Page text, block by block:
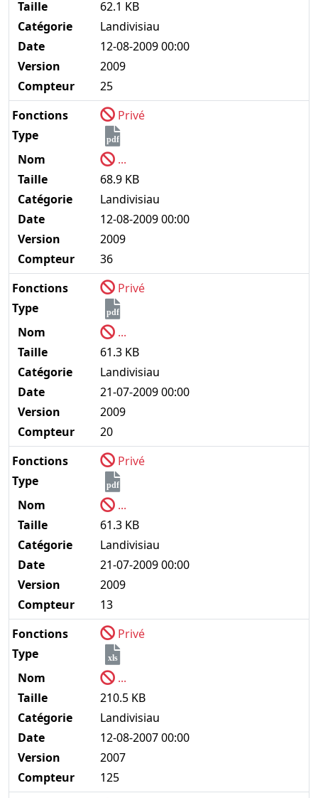
Taille
62.1 KB
Catégorie
Landivisiau
Date
12-08-2009 00:00
Version
2009
Compteur
25
Fonctions
Privé
Type
pdf
Nom
...
Taille
68.9 KB
Catégorie
Landivisiau
Date
12-08-2009 00:00
Version
2009
Compteur
36
Fonctions
Privé
Type
pdf
Nom
...
Taille
61.3 KB
Catégorie
Landivisiau
Date
21-07-2009 00:00
Version
2009
Compteur
20
Fonctions
Privé
Type
pdf
Nom
...
Taille
61.3 KB
Catégorie
Landivisiau
Date
21-07-2009 00:00
Version
2009
Compteur
13
Fonctions
Privé
Type
xls
Nom
...
Taille
210.5 KB
Catégorie
Landivisiau
Date
12-08-2007 00:00
Version
2007
Compteur
125